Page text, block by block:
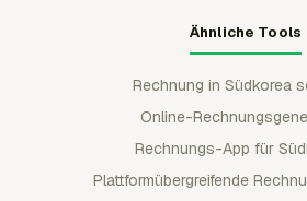
Ähnliche Tools
Rechnung in Südkorea
Online-
Rechnungs-App für
Plattformübergreifende